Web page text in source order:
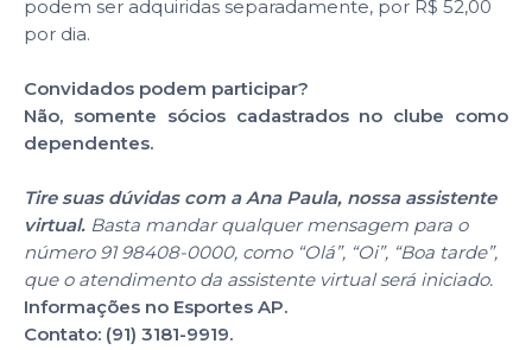
podem ser adquiridas separadamente, por R$ 52,00
por dia.
Convidados podem participar?
Não, somente sócios cadastrados no clube como
dependentes.
Tire suas dúvidas com a Ana Paula, nossa assistente
virtual. Basta mandar qualquer mensagem para o
número 91 98408-0000, como “Olá”, “Oi”, “Boa tarde”,
que o atendimento da assistente virtual será iniciado.
Informações no Esportes AP.
Contato: (91) 3181-9919.